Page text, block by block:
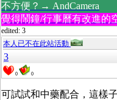
不方便？→ AndCamera
覺得鬧鐘/行事曆有改進
edited: 3
本人已不在此站活動
3
0 0
可試試和中藥配合，這樣